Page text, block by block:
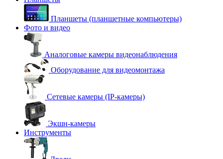
Планшеты (планшетные компьютеры)
Фото и видео
Аналоговые камеры видеонаблюдения
Оборудование для видеомонтажа
Сетевые камеры (IP-камеры)
Экшн-камеры
Инструменты